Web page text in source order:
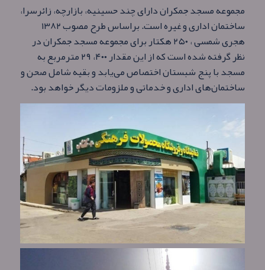
مجموعه مسجد جمکران دارای چند حسینیه، بازارچه، زائرسرا،
ساختمان اداری و غیره است. براساس طرح مصوب ۱۳۸۲
ه‍جری شمسی ، ۲۵۰ هکتار برای مجموعه مسجد جمکران در
نظر گرفته شده‌ است که از این مقدار ۴۰۰، ۲۹ مترمربع به
مسجد با پنج شبستان اختصاص می‌یابد و بقیه شامل صحن و
ساختمان‌های اداری و خدماتی و ملزومات دیگر خواهد بود.